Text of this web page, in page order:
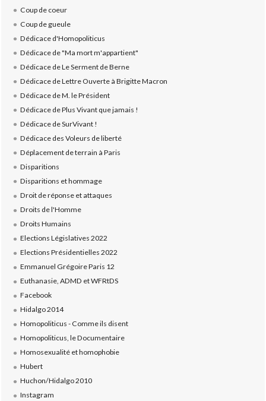
Coup de coeur
Coup de gueule
Dédicace d'Homopoliticus
Dédicace de "Ma mort m'appartient"
Dédicace de Le Serment de Berne
Dédicace de Lettre Ouverte à Brigitte Macron
Dédicace de M. le Président
Dédicace de Plus Vivant que jamais !
Dédicace de SurVivant !
Dédicace des Voleurs de liberté
Déplacement de terrain à Paris
Disparitions
Disparitions et hommage
Droit de réponse et attaques
Droits de l'Homme
Droits Humains
Elections Législatives 2022
Elections Présidentielles 2022
Emmanuel Grégoire Paris 12
Euthanasie, ADMD et WFRtDS
Facebook
Hidalgo 2014
Homopoliticus - Comme ils disent
Homopoliticus, le Documentaire
Homosexualité et homophobie
Hubert
Huchon/Hidalgo 2010
Instagram